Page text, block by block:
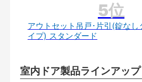
アウトセット吊戸･片引(錠なし
イプ) スタンダード
室内ドア製品ラインアップ